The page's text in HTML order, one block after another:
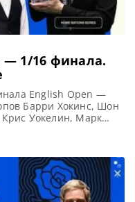
— 1/16 финала.
English Open —
Барри Хокинс, Шон
Уокелин, Марк
Брентвуд,
Англии 2025 (Live)